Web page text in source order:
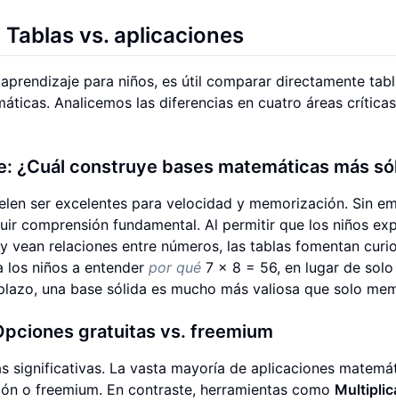
vs. aplicaciones
para niños, es útil comparar directamente
Analicemos las diferencias en cuatro áreas
¿Cuál construye bases matemáticas más
ser excelentes para velocidad y memorización. Sin
comprensión fundamental. Al permitir que los niños
vean relaciones entre números, las tablas fomentan
los niños a entender por qué 7 x 8 = 56, en lugar de
una base sólida es mucho más valiosa que solo
gratuitas vs. freemium
significativas. La vasta mayoría de aplicaciones
o freemium. En contraste, herramientas como